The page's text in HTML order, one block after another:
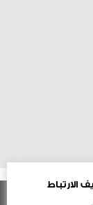
الارتباط